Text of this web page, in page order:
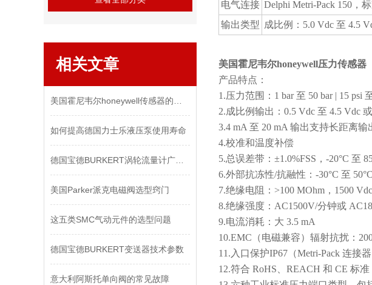
相关文章
如何提高德国力士乐液压泵使用寿命
美国Parker派克电磁阀选型窍门
这五类SMC气动元件的选型问题
德国宝德BURKERT变送器技术参数
意大利阿斯托单向阀的常见故障
电气连接 Delphi Metri-Pack 150，
输出类型 成比例：5.0 Vdc 至 4.5
美国霍尼韦尔honeywell压力传感器
产品特点：
1.压力范围：1 bar 至 50 bar | 15 psi
2.成比例输出：0.5 Vdc 至 4.5 Vdc
3.4 mA 至 20 mA 输出支持长距离输
4.校准和温度补偿
5.总误差带：±1.0%FSS，-20°C 至
6.外部抗冻性/抗融性：-30°C 至
7.绝缘电阻：>100 MOhm，1500
8.绝缘强度：AC1500V/分钟或
9.电流消耗：大 3.5 mA
10.EMC（电磁兼容）辐射抗扰：
11.入口保护IP67（Metri-Pack 连接
12.符合 RoHS、REACH 和 CE 标准